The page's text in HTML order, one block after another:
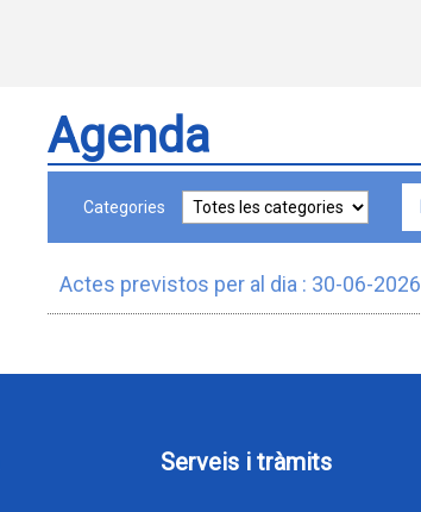
Agenda
Categories
Actes previstos per al dia : 30-06-2026
Serveis i tràmits